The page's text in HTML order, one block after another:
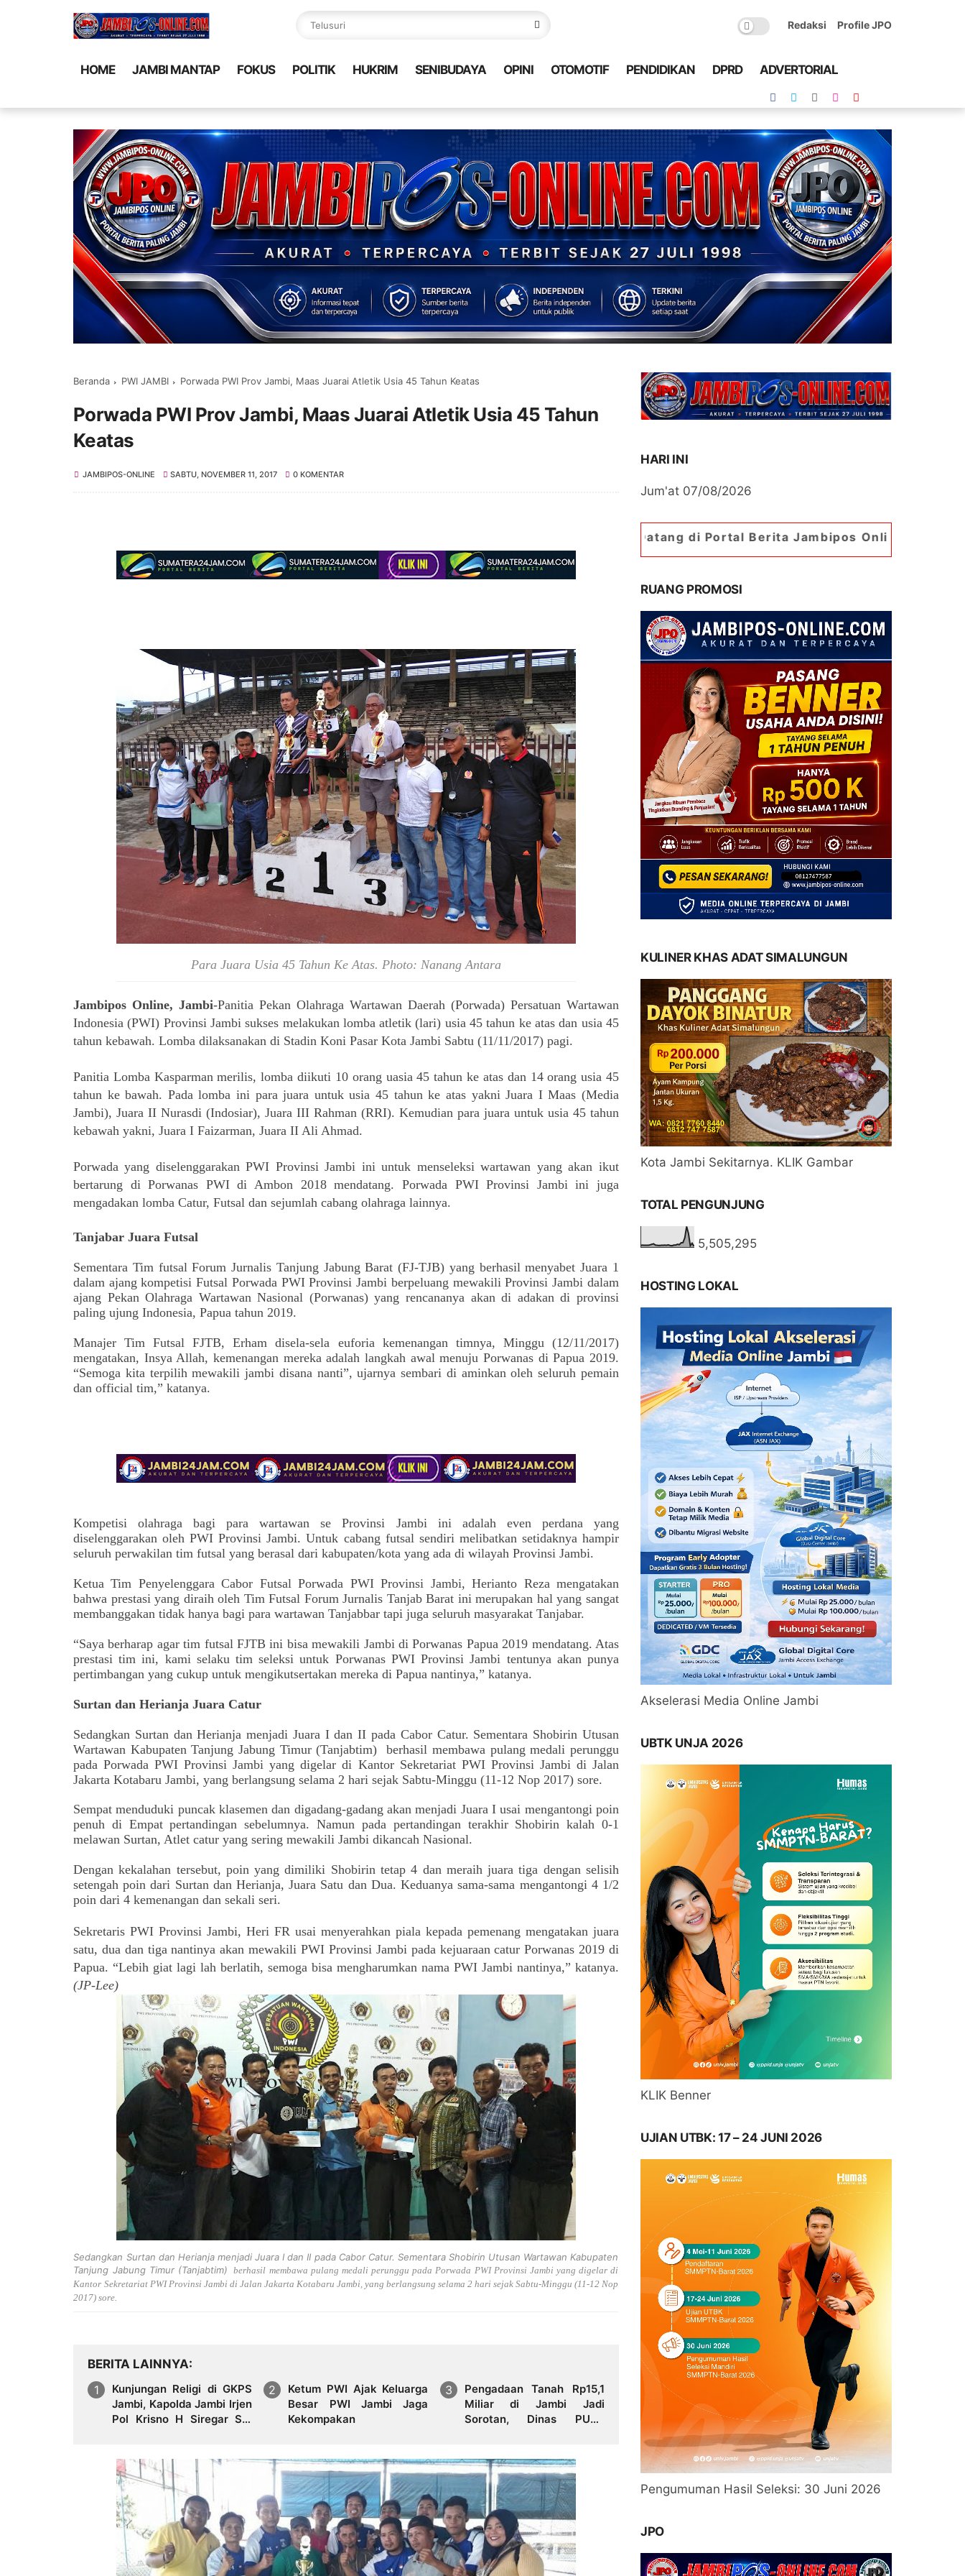
Redaksi Profile JPO
HOME JAMBI MANTAP FOKUS POLITIK HUKRIM SENIBUDAYA OPINI OTOMOTIF PENDIDIKAN DPRD ADVERTORIAL
Beranda PWI JAMBI Porwada PWI Prov Jambi, Maas Juarai Atletik Usia 45 Tahun Keatas
Porwada PWI Prov Jambi, Maas Juarai Atletik Usia 45 Tahun
Keatas
JAMBIPOS-ONLINE SABTU, NOVEMBER 11, 2017 0 KOMENTAR
Para Juara Usia 45 Tahun Ke Atas. Photo: Nanang Antara
Jambipos Online, Jambi-Panitia Pekan Olahraga Wartawan Daerah (Porwada) Persatuan Wartawan
Indonesia (PWI) Provinsi Jambi sukses melakukan lomba atletik (lari) usia 45 tahun ke atas dan usia 45
tahun kebawah. Lomba dilaksanakan di Stadin Koni Pasar Kota Jambi Sabtu (11/11/2017) pagi.
Panitia Lomba Kasparman merilis, lomba diikuti 10 orang uasia 45 tahun ke atas dan 14 orang usia 45
tahun ke bawah. Pada lomba ini para juara untuk usia 45 tahun ke atas yakni Juara I Maas (Media
Jambi), Juara II Nurasdi (Indosiar), Juara III Rahman (RRI). Kemudian para juara untuk usia 45 tahun
kebawah yakni, Juara I Faizarman, Juara II Ali Ahmad.
Porwada yang diselenggarakan PWI Provinsi Jambi ini untuk menseleksi wartawan yang akan ikut
bertarung di Porwanas PWI di Ambon 2018 mendatang. Porwada PWI Provinsi Jambi ini juga
mengadakan lomba Catur, Futsal dan sejumlah cabang olahraga lainnya.
Tanjabar Juara Futsal
Sementara Tim futsal Forum Jurnalis Tanjung Jabung Barat (FJ-TJB) yang berhasil menyabet Juara 1
dalam ajang kompetisi Futsal Porwada PWI Provinsi Jambi berpeluang mewakili Provinsi Jambi dalam
ajang Pekan Olahraga Wartawan Nasional (Porwanas) yang rencananya akan di adakan di provinsi
paling ujung Indonesia, Papua tahun 2019.
Manajer Tim Futsal FJTB, Erham disela-sela euforia kemenangan timnya, Minggu (12/11/2017)
mengatakan, Insya Allah, kemenangan mereka adalah langkah awal menuju Porwanas di Papua 2019.
“Semoga kita terpilih mewakili jambi disana nanti”, ujarnya sembari di aminkan oleh seluruh pemain
dan official tim,” katanya.
Kompetisi olahraga bagi para wartawan se Provinsi Jambi ini adalah even perdana yang
diselenggarakan oleh PWI Provinsi Jambi. Untuk cabang futsal sendiri melibatkan setidaknya hampir
seluruh perwakilan tim futsal yang berasal dari kabupaten/kota yang ada di wilayah Provinsi Jambi.
Ketua Tim Penyelenggara Cabor Futsal Porwada PWI Provinsi Jambi, Herianto Reza mengatakan
bahwa prestasi yang diraih oleh Tim Futsal Forum Jurnalis Tanjab Barat ini merupakan hal yang sangat
membanggakan tidak hanya bagi para wartawan Tanjabbar tapi juga seluruh masyarakat Tanjabar.
“Saya berharap agar tim futsal FJTB ini bisa mewakili Jambi di Porwanas Papua 2019 mendatang. Atas
prestasi tim ini, kami selaku tim seleksi untuk Porwanas PWI Provinsi Jambi tentunya akan punya
pertimbangan yang cukup untuk mengikutsertakan mereka di Papua nantinya,” katanya.
Surtan dan Herianja Juara Catur
Sedangkan Surtan dan Herianja menjadi Juara I dan II pada Cabor Catur. Sementara Shobirin Utusan
Wartawan Kabupaten Tanjung Jabung Timur (Tanjabtim) berhasil membawa pulang medali perunggu
pada Porwada PWI Provinsi Jambi yang digelar di Kantor Sekretariat PWI Provinsi Jambi di Jalan
Jakarta Kotabaru Jambi, yang berlangsung selama 2 hari sejak Sabtu-Minggu (11-12 Nop 2017) sore.
Sempat menduduki puncak klasemen dan digadang-gadang akan menjadi Juara I usai mengantongi poin
penuh di Empat pertandingan sebelumnya. Namun pada pertandingan terakhir Shobirin kalah 0-1
melawan Surtan, Atlet catur yang sering mewakili Jambi dikancah Nasional.
Dengan kekalahan tersebut, poin yang dimiliki Shobirin tetap 4 dan meraih juara tiga dengan selisih
setengah poin dari Surtan dan Herianja, Juara Satu dan Dua. Keduanya sama-sama mengantongi 4 1/2
poin dari 4 kemenangan dan sekali seri.
Sekretaris PWI Provinsi Jambi, Heri FR usai menyerahkan piala kepada pemenang mengatakan juara
satu, dua dan tiga nantinya akan mewakili PWI Provinsi Jambi pada kejuaraan catur Porwanas 2019 di
Papua. “Lebih giat lagi lah berlatih, semoga bisa mengharumkan nama PWI Jambi nantinya,” katanya.
(JP-Lee)
Sedangkan Surtan dan Herianja menjadi Juara I dan II pada Cabor Catur. Sementara Shobirin Utusan Wartawan Kabupaten
Tanjung Jabung Timur (Tanjabtim)
berhasil membawa pulang medali perunggu pada Porwada PWI Provinsi Jambi yang digelar di
Kantor Sekretariat PWI Provinsi Jambi di Jalan Jakarta Kotabaru Jambi, yang berlangsung selama 2 hari sejak Sabtu-Minggu (11-12 Nop
2017) sore.
BERITA LAINNYA
Kunjungan Religi di GKPS
Jambi, Kapolda Jambi Irjen
Pol Krisno H Siregar SIK
Ketum PWI Ajak Keluarga
Besar PWI Jambi Jaga
Kekompakan
Pengadaan Tanah Rp15,1
Miliar di Jambi Jadi
Sorotan, Dinas PUTR
HARI INI
Jum'at 07/08/2026
Selamat Datang di Portal Berita Jambipos Online. Portal Berita Paling
RUANG PROMOSI
KULINER KHAS ADAT SIMALUNGUN
Kota Jambi Sekitarnya. KLIK Gambar
TOTAL PENGUNJUNG
5,505,295
HOSTING LOKAL
Akselerasi Media Online Jambi
UBTK UNJA 2026
KLIK Benner
UJIAN UTBK: 17 – 24 JUNI 2026
Pengumuman Hasil Seleksi: 30 Juni 2026
JPO